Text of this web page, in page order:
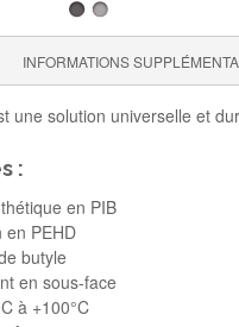
INFORMATIONS
une solution universelle et
:
en PIB
en PEHD
butyle
en sous-face
à +100°C